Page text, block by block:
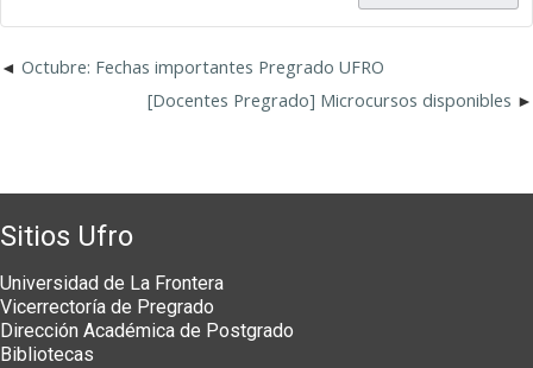
Octubre: Fechas importantes Pregrado UFRO
[Docentes Pregrado] Microcursos disponibles
Sitios Ufro
Universidad de La Frontera
Vicerrectoría de Pregrado
Dirección Académica de Postgrado
Bibliotecas